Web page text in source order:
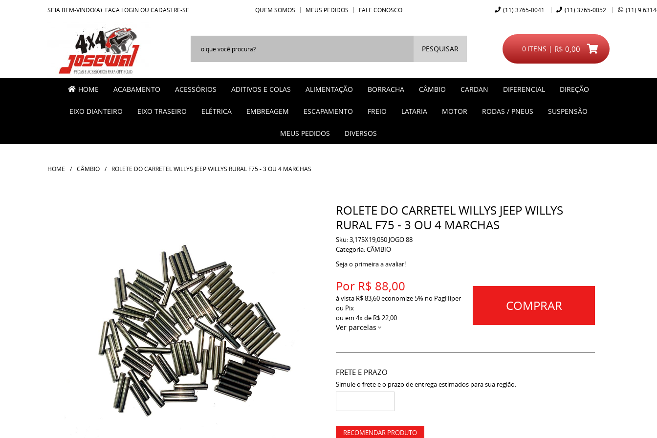
SEJA BEM-VINDO(A), FAÇA LOGIN OU CADASTRE-SE QUEM SOMOS MEUS PEDIDOS FALE CONOSCO (11) 3765-0041 (11) 3765-0052 (11)
PESQUISAR ITENS
0 R$ 0,00
HOME ACABAMENTO ACESSÓRIOS ADITIVOS E COLAS ALIMENTAÇÃO BORRACHA CÂMBIO CARDAN DIFERENCIAL DIREÇÃO
EIXO DIANTEIRO EIXO TRASEIRO ELÉTRICA EMBREAGEM ESCAPAMENTO FREIO LATARIA MOTOR RODAS / PNEUS SUSPENSÃO
MEUS PEDIDOS DIVERSOS
HOME CÂMBIO ROLETE DO CARRETEL WILLYS JEEP WILLYS RURAL F75 - 3 OU 4 MARCHAS
ROLETE DO CARRETEL WILLYS JEEP WILLYS
RURAL F75 - 3 OU 4 MARCHAS
Sku:3,175X19,050 JOGO 88
Categoria:CÂMBIO
Seja o primeira a avaliar!
Por R$ 88,00
à vista R$ 83,60economize 5% no PagHiper
ou Pix
ou em 4xde R$ 22,00
Ver parcelas
COMPRAR
FRETE E PRAZO
Simule o frete e o prazo de entrega estimados para sua região:
RECOMENDAR PRODUTO